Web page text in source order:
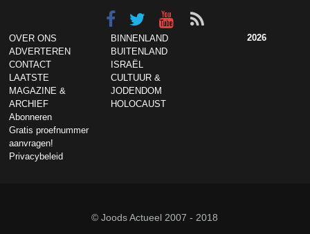
OVER ONS
ADVERTEREN
CONTACT
LAATSTE
MAGAZINE &
ARCHIEF
Abonneren
Gratis proefnummer
aanvragen!
Privacybeleid
BINNENLAND
BUITENLAND
ISRAËL
CULTUUR &
JODENDOM
HOLOCAUST
2026
© Joods Actueel 2007 - 2018